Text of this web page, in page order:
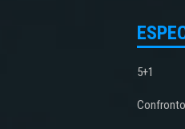
5+1
Confronto